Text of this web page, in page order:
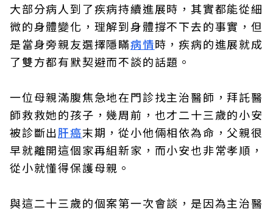
大部分病人到了疾病持續進展時，其實都能從細
微的身體變化，理解到身體撐不下去的事實，但
是當身旁親友選擇隱瞞病情時，疾病的進展就成
了雙方都有默契避而不談的話題。
一位母親滿腹焦急地在門診找主治醫師，拜託醫
師救救她的孩子，幾周前，也才二十三歲的小安
被診斷出肝癌末期，從小他倆相依為命，父親很
早就離開這個家再組新家，而小安也非常孝順，
從小就懂得保護母親。
與這二十三歲的個案第一次會談，是因為主治醫